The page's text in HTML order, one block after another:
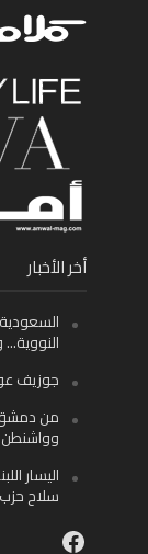
أخر الأخبار
النووية…
جوزيف
من دمشق
اليسار
سلاح حزب
Facebook